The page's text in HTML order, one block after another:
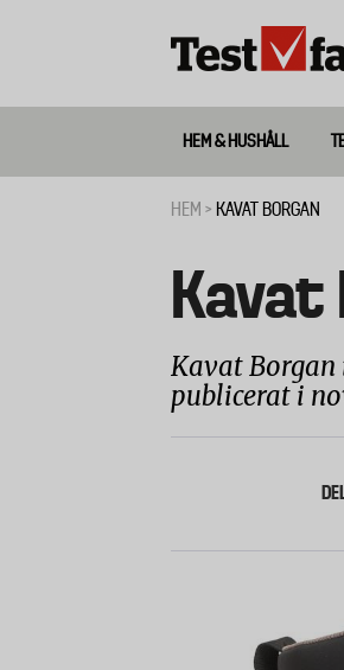
Huvudmeny
ny
HEM & HUSHÅLL
HEM KAVAT BORGAN
Kavat
Kavat
publicerat i